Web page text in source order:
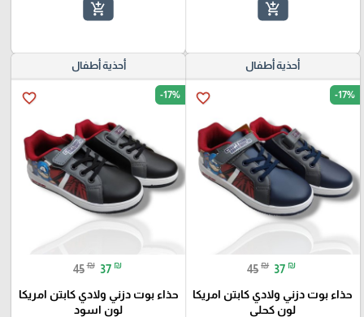
add_shopping_cart
add_shopping_cart
أحذية أطفال
favorite_border -17%
45 ₪ 37 ₪
حذاء بوت دزني ولادي كابتن امريكا
لون كحلي
أحذية أطفال
favorite_border -17%
45 ₪ 37 ₪
حذاء بوت دزني ولادي كابتن امريكا
لون اسود